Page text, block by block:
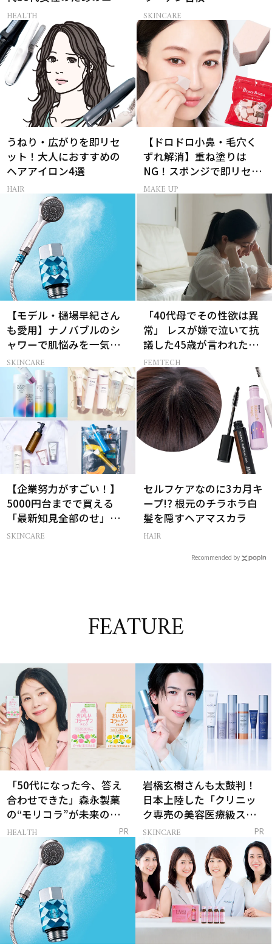
イケア
HEALTH SKINCARE
うねり・広がりを即リセ
ット！大人におすすめの
ヘアアイロン4選
HAIR
【ドロドロ小鼻・毛穴く
ずれ解消】重ね塗りは
NG！スポンジで即リセッ
トするプロ技
MAKE UP
【モデル・樋場早紀さん
も愛用】ナノバブルのシ
ャワーで肌悩みを一気に
解決
SKINCARE
「40代母でその性欲は異
常」 レスが嫌で泣いて抗
議した45歳が言われた暴
言【セックスレス AND
THE CITY -女たちの告
白-】
FEMTECH
【企業努力がすごい！】
5000円台までで買える
「最新知見全部のせ」ス
キンケア名品34選
SKINCARE
セルフケアなのに3カ月キ
ープ!? 根元のチラホラ白
髪を隠すヘアマスカラ
HAIR
Recommended by
FEATURE
「50代になった今、答え
合わせできた」森永製菓
の“モリコラ”が未来のキ
レイを連れてくる！
HEALTH PR
岩橋玄樹さんも太鼓判！
日本上陸した「クリニッ
ク専売の美容医療級スキ
ンケア」
SKINCARE PR